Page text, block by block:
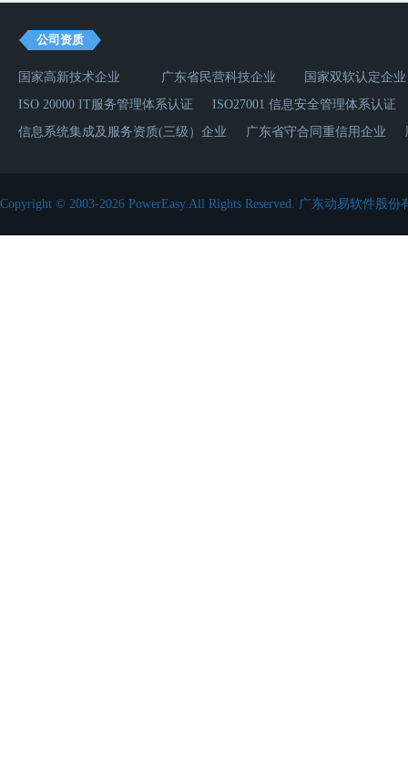
公司资质
国家高新技术企业 广东省民营科技企业
国家双软认定企业
ISO 20000 IT服务管理体系认证
ISO27001 信息安全管理体系认证
信息系统集成及服务资质(三级）企业
广东省守合同重信用企业
Copyright © 2003-2026 PowerEasy.All Rights Reserved. 广东动易软件股份